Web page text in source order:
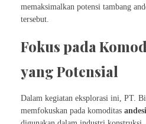
memaksimalkan potensi tambang
tersebut.
Fokus pada
yang Potensial
Dalam kegiatan eksplorasi ini, PT.
memfokuskan pada komoditas